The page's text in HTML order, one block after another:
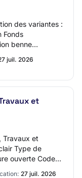
des variantes :
Fonds
benne
juil. 2026
et
Travaux et
Type de
ouverte Code
27 juil. 2026